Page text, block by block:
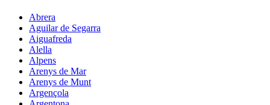
Abrera
Aguilar de Segarra
Aiguafreda
Alella
Alpens
Arenys de Mar
Arenys de Munt
Argençola